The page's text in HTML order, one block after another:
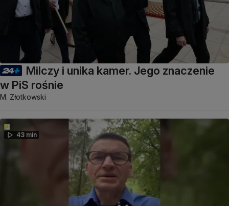
Milczy i unika kamer. Jego znaczenie
w PiS rośnie
M. Złotkowski
43 min